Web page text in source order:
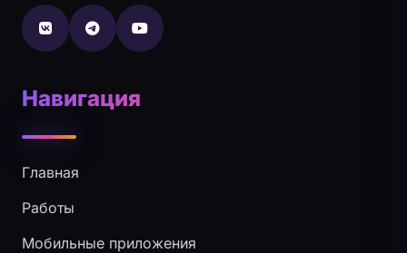
Навигация
Главная
Работы
Мобильные приложения